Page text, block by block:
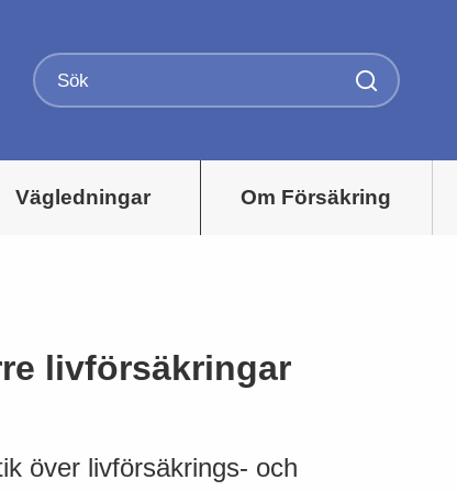
Vägledningar Om Försäkring
livförsäkringar
över livförsäkrings- och